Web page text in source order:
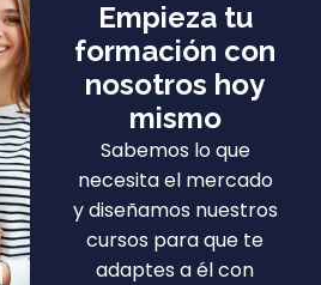
Empieza tu
formación con
nosotros hoy
mismo
Sabemos lo que
necesita el mercado
y diseñamos nuestros
cursos para que te
adaptes a él con